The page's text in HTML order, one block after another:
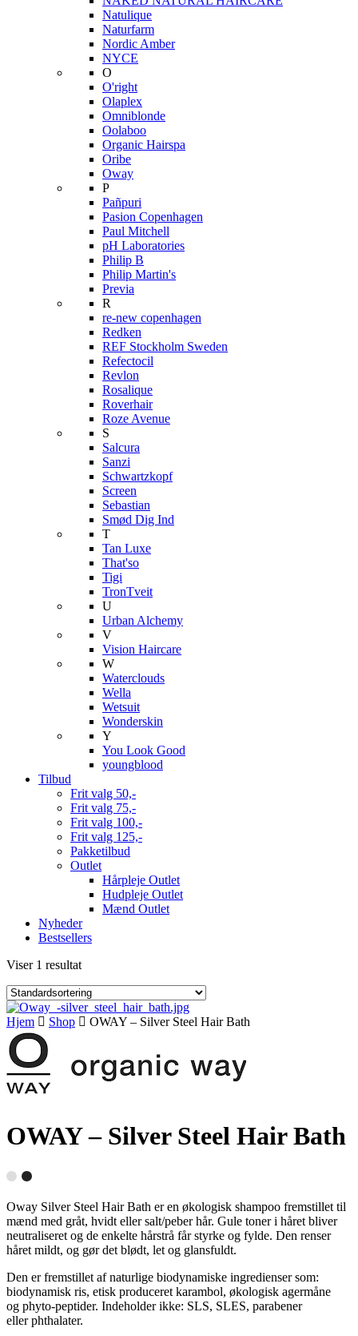
Natulique
Naturfarm
Nordic Amber
NYCE
O
O'right
Olaplex
Omniblonde
Oolaboo
Organic Hairspa
Oribe
Oway
P
Pañpuri
Pasion Copenhagen
Paul Mitchell
pH Laboratories
Philip B
Philip Martin's
Previa
R
re-new copenhagen
Redken
REF Stockholm Sweden
Refectocil
Revlon
Rosalique
Roverhair
Roze Avenue
S
Salcura
Sanzi
Schwartzkopf
Screen
Sebastian
Smød Dig Ind
T
Tan Luxe
That'so
Tigi
TronTveit
U
Urban Alchemy
V
Vision Haircare
W
Waterclouds
Wella
Wetsuit
Wonderskin
Y
You Look Good
youngblood
Tilbud
Frit valg 50,-
Frit valg 75,-
Frit valg 100,-
Frit valg 125,-
Pakketilbud
Outlet
Hårpleje Outlet
Hudpleje Outlet
Mænd Outlet
Nyheder
Bestsellers
Viser 1 resultat
Hjem Shop OWAY – Silver Steel Hair Bath
OWAY – Silver Steel Hair Bath
Oway Silver Steel Hair Bath er en økologisk shampoo fremstillet til
mænd med gråt, hvidt eller salt/peber hår. Gule toner i håret bliver
neutraliseret og de enkelte hårstrå får styrke og fylde. Den renser
håret mildt, og gør det blødt, let og glansfuldt.
Den er fremstillet af naturlige biodynamiske ingredienser som:
biodynamisk ris, etisk produceret karambol, økologisk agermåne
og phyto-peptider. Indeholder ikke: SLS, SLES, parabener
eller phthalater.